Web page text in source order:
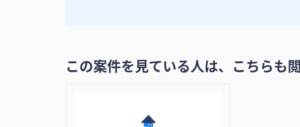
この案件を見ている人は、こちらも